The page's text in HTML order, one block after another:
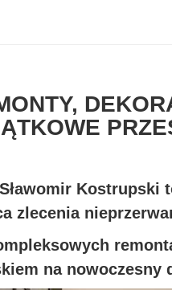
zlecenia
na nowoczesny